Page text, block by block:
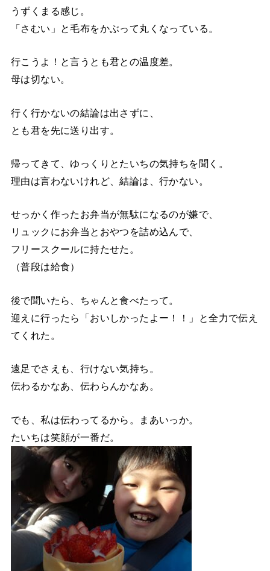
うずくまる感じ。
「さむい」と毛布をかぶって丸くなっている。
行こうよ！と言うとも君との温度差。
母は切ない。
行く行かないの結論は出さずに、
とも君を先に送り出す。
帰ってきて、ゆっくりとたいちの気持ちを聞く。
理由は言わないけれど、結論は、行かない。
せっかく作ったお弁当が無駄になるのが嫌で、
リュックにお弁当とおやつを詰め込んで、
フリースクールに持たせた。
（普段は給食）
後で聞いたら、ちゃんと食べたって。
迎えに行ったら「おいしかったよー！！」と全力で伝え
てくれた。
遠足でさえも、行けない気持ち。
伝わるかなあ、伝わらんかなあ。
でも、私は伝わってるから。まあいっか。
たいちは笑顔が一番だ。